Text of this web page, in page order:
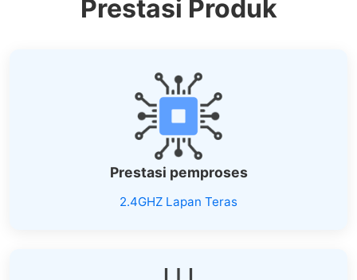
Prestasi Produk
Prestasi pemproses
2.4GHZ Lapan Teras